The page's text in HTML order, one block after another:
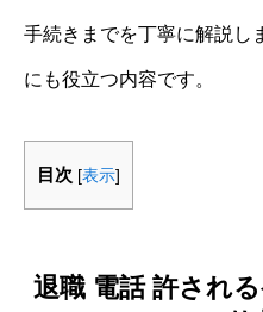
手続きまでを丁寧に解説し
にも役立つ内容です。
目次 [表示]
退職 電話 許され